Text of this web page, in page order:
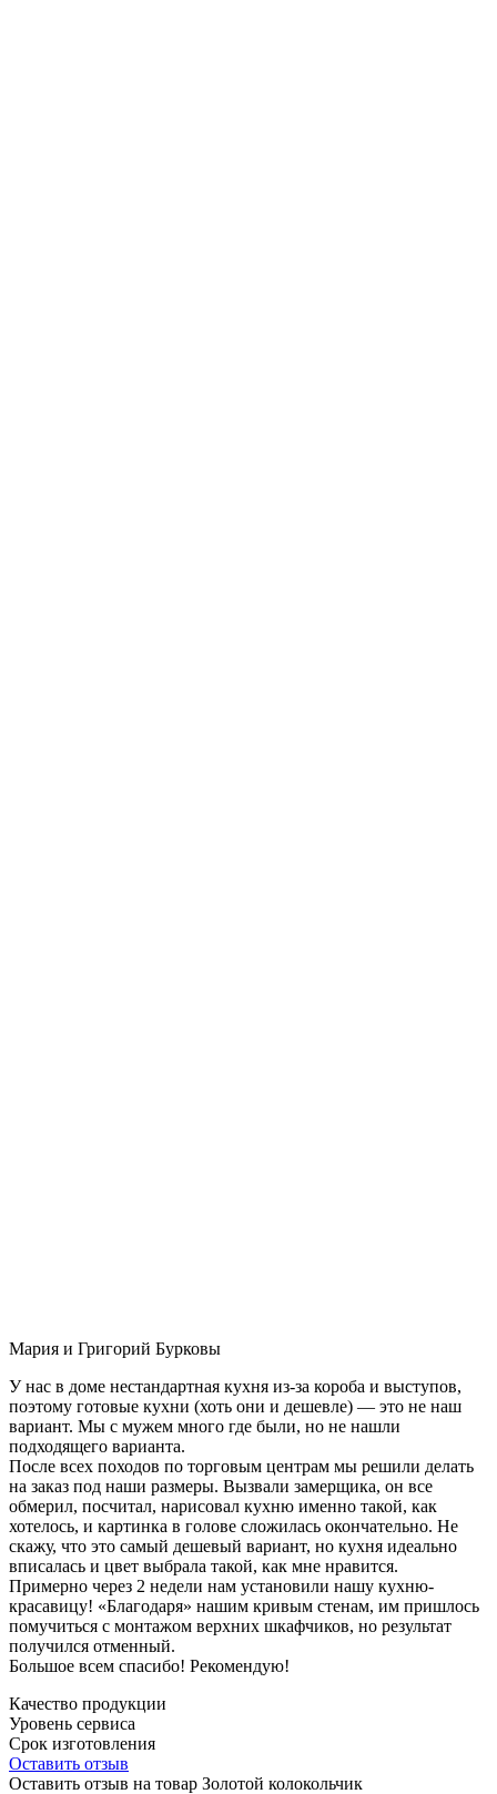
Мария и Григорий Бурковы
У нас в доме нестандартная кухня из-за короба и выступов,
поэтому готовые кухни (хоть они и дешевле) — это не наш
вариант. Мы с мужем много где были, но не нашли
подходящего варианта.
После всех походов по торговым центрам мы решили делать
на заказ под наши размеры. Вызвали замерщика, он все
обмерил, посчитал, нарисовал кухню именно такой, как
хотелось, и картинка в голове сложилась окончательно. Не
скажу, что это самый дешевый вариант, но кухня идеально
вписалась и цвет выбрала такой, как мне нравится.
Примерно через 2 недели нам установили нашу кухню-
красавицу! «Благодаря» нашим кривым стенам, им пришлось
помучиться с монтажом верхних шкафчиков, но результат
получился отменный.
Большое всем спасибо! Рекомендую!
Качество продукции
Уровень сервиса
Срок изготовления
Оставить отзыв
Оставить отзыв на товар Золотой колокольчик